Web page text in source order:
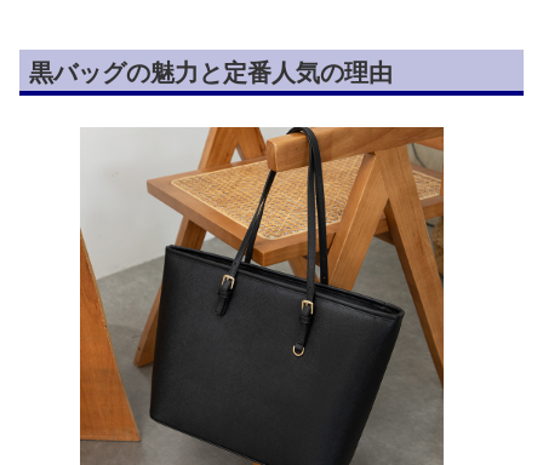
黒バッグの魅力と定番人気の理由